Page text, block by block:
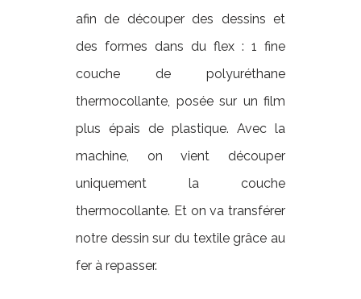
afin de découper des dessins et
des formes dans du flex : 1 fine
couche de polyuréthane
thermocollante, posée sur un film
plus épais de plastique. Avec la
machine, on vient découper
uniquement la couche
thermocollante. Et on va transférer
notre dessin sur du textile grâce au
fer à repasser.